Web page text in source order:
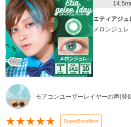
エティアジュ
メロンジュレ
モアコンユーザーレイヤーの声(登
★★★★★ SuperExcellent